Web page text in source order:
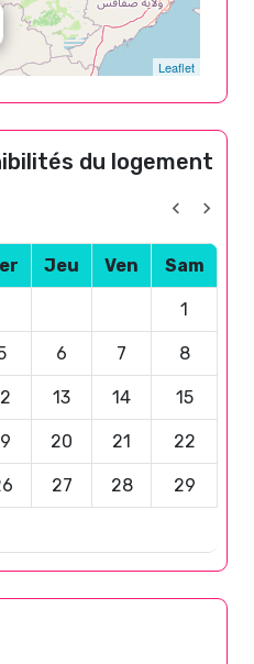
Leaflet
du logement
Jeu Ven Sam
1
6 7 8
13 14 15
20 21 22
27 28 29